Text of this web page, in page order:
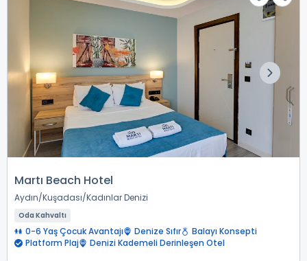
Martı Beach Hotel
Aydın Kuşadası Kadınlar Denizi
Oda Kahvaltı
0-6 Yaş Çocuk Avantajı Denize Sıfır
Balayı Konsepti
Platform Plaj
Denizi Kademeli Derinleşen Otel